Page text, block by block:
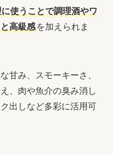
使うことで調理酒やワ
高級感 を加えられま
甘み、スモーキーさ、
、肉や魚介の臭み消し
出しなど多彩に活用可